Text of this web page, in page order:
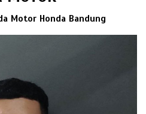
Motor Honda Bandung